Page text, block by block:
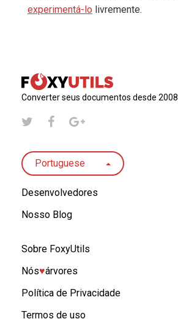
experimentá-lo livremente.
Converter seus documentos desde 2008.
Portuguese
Desenvolvedores
Nosso Blog
Sobre FoxyUtils
Nós♥︎árvores
Política de Privacidade
Termos de uso